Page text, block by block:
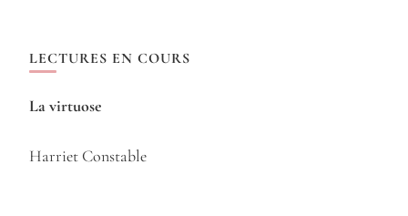
LECTURES EN COURS
La virtuose
Harriet Constable